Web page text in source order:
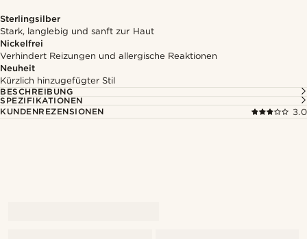
Sterlingsilber
Stark, langlebig und sanft zur Haut
Nickelfrei
Verhindert Reizungen und allergische Reaktionen
Neuheit
Kürzlich hinzugefügter Stil
BESCHREIBUNG
SPEZIFIKATIONEN
KUNDENREZENSIONEN
3.0